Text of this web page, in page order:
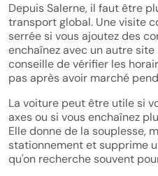
Depuis Salerne, il faut être
transport global. Une visite
serrée si vous ajoutez des
enchaînez avec un autre
conseille de vérifier les
pas après avoir marché
La voiture peut être utile si
axes ou si vous enchaînez
Elle donne de la souplesse,
stationnement et supprime
qu'on recherche souvent